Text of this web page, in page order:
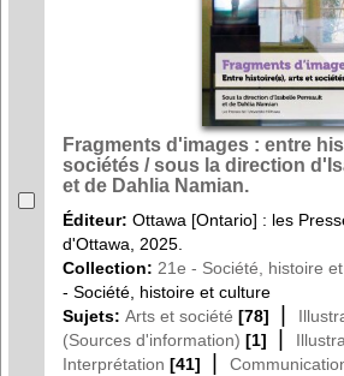
Fragments d'images : entre
sociétés / sous la direction
et de Dahlia Namian.
Éditeur: Ottawa [Ontario] : les
d'Ottawa, 2025.
Collection: 21e - Société, histoire
- Société, histoire et culture
Sujets: Arts et société [78] |
(Sources d'information) [1] |
Interprétation [41] |